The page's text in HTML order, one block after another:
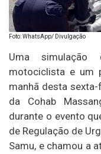
Foto: WhatsApp/ Divulgação
Uma simulação
motociclista e um
manhã desta
da Cohab
durante o evento
de Regulação de
Samu, e chamou a